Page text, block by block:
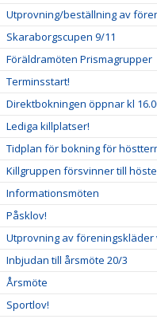
Utprovning/beställning av
Skaraborgscupen 9/11
Föräldramöten Prismagrupper
Terminsstart!
Direktbokningen öppnar kl
Lediga killplatser!
Tidplan för bokning för
Killgruppen försvinner till
Informationsmöten
Påsklov!
Utprovning av föreningskläder
Inbjudan till årsmöte 20/3
Årsmöte
Sportlov!